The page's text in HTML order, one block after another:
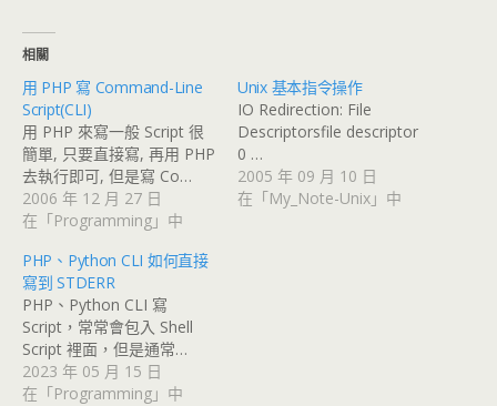
相關
用 PHP 寫 Command-Line
Script(CLI)
用 PHP 來寫一般 Script 很
簡單, 只要直接寫, 再用 PHP
去執行即可, 但是寫 Co…
2006 年 12 月 27 日
在「Programming」中
Unix 基本指令操作
IO Redirection: File
Descriptorsfile descriptor
0 …
2005 年 09 月 10 日
在「My_Note-Unix」中
PHP、Python CLI 如何直接
寫到 STDERR
PHP、Python CLI 寫
Script，常常會包入 Shell
Script 裡面，但是通常…
2023 年 05 月 15 日
在「Programming」中